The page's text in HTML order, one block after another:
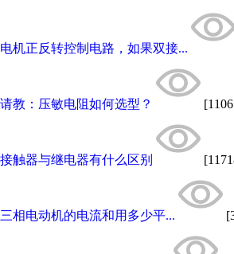
电机正反转控制电路，如果双接...
请教：压敏电阻如何选型？
接触器与继电器有什么区别
三相电动机的电流和用多少平...